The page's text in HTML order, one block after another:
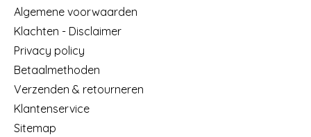
Algemene voorwaarden
Klachten - Disclaimer
Privacy policy
Betaalmethoden
Verzenden & retourneren
Klantenservice
Sitemap